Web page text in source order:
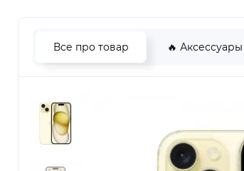
Все про товар 🔥 Аксессуары